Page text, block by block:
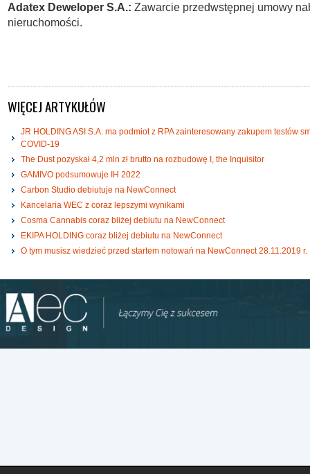
Adatex Deweloper S.A.: Zawarcie przedwstępnej umowy
nieruchomości.
WIĘCEJ ARTYKUŁÓW
JR HOLDING ASI S.A. ma podmiot z RPA zainteresowany zakupem testów
COVID-19
The Dust pozyskał 4,2 mln zł brutto na rozbudowę I, the Inquisitor
GAMIVO podsumowuje IH 2022
Carbon Studio debiutuje na NewConnect
Kancelaria WEC z coraz lepszymi wynikami
Cosma Cannabis coraz bliżej debiutu na NewConnect
EKIPA HOLDING coraz bliżej debiutu na NewConnect
O tym musisz wiedzieć przed startem notowań na NewConnect 28.11.2019 r.